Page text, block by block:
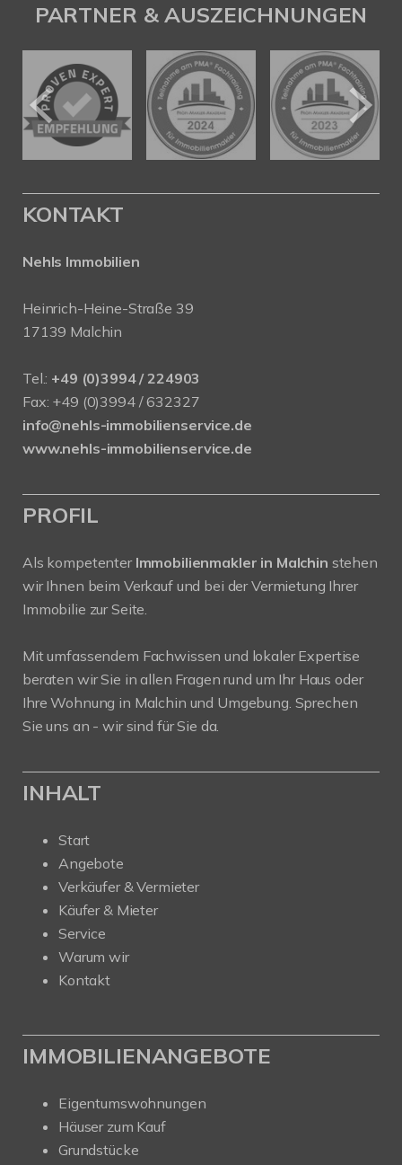
PARTNER & AUSZEICHNUNGEN
KONTAKT
Nehls Immobilien
Heinrich-Heine-Straße 39
17139 Malchin
Tel.: +49 (0)3994 / 224903
Fax: +49 (0)3994 / 632327
info@nehls-immobilienservice.de
www.nehls-immobilienservice.de
PROFIL
Als kompetenter Immobilienmakler in Malchin stehen
wir Ihnen beim Verkauf und bei der Vermietung Ihrer
Immobilie zur Seite.
Mit umfassendem Fachwissen und lokaler Expertise
beraten wir Sie in allen Fragen rund um Ihr Haus oder
Ihre Wohnung in Malchin und Umgebung. Sprechen
Sie uns an - wir sind für Sie da.
INHALT
Start
Angebote
Verkäufer & Vermieter
Käufer & Mieter
Service
Warum wir
Kontakt
IMMOBILIENANGEBOTE
Eigentumswohnungen
Häuser zum Kauf
Grundstücke